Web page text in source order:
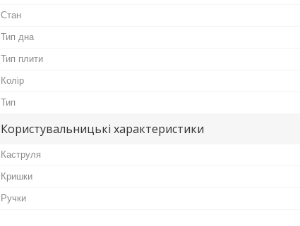
Стан
Тип дна
Тип плити
Колір
Тип
Користувальницькі характеристики
Каструля
Кришки
Ручки